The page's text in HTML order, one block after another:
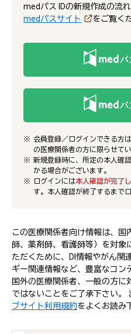
medパス IDの新規作成の流れ
medパスサイト
をご覧く
会員登録／ログインできる方
の医療関係者の方に限らせて
新規登録時に、所定の本人確
かる場合がございます。
ログインには本人確認が完了
す。本人確認が終了するまで
この医療関係者向け情報は、国
師、薬剤師、看護師等）を対象
ただくために、DI情報やがん関
ギー関連情報など、豊富なコン
国外の医療関係者、一般の方に
ではないことをご了承下さい。
ブサイト利用規約をよくお読み